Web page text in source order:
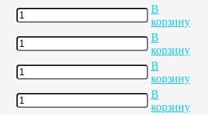
В
корзину
В
корзину
В
корзину
В
корзину